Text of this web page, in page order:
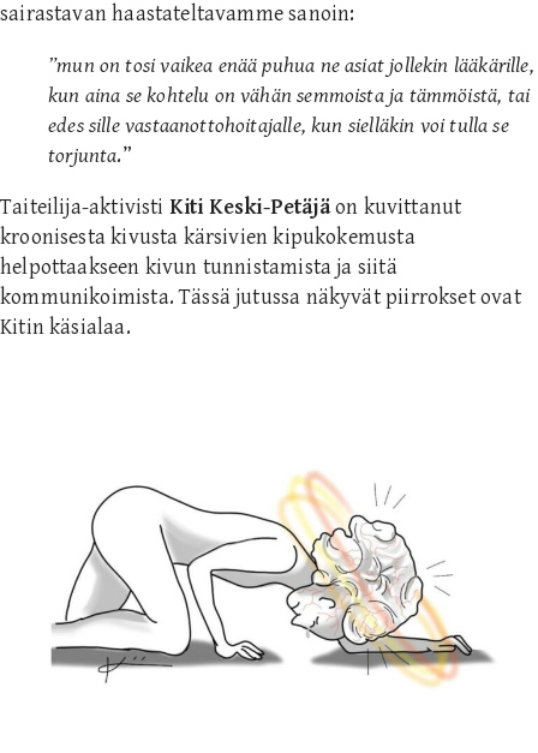
sairastavan haastateltavamme sanoin:
”mun on tosi vaikea enää puhua ne asiat jollekin lääkärille,
kun aina se kohtelu on vähän semmoista ja tämmöistä, tai
edes sille vastaanottohoitajalle, kun sielläkin voi tulla se
torjunta.”
Taiteilija-aktivisti Kiti Keski-Petäjäon kuvittanut
kroonisesta kivusta kärsivien kipukokemusta
helpottaakseen kivun tunnistamista ja siitä
kommunikoimista. Tässä jutussa näkyvät piirrokset ovat
Kitin käsialaa.